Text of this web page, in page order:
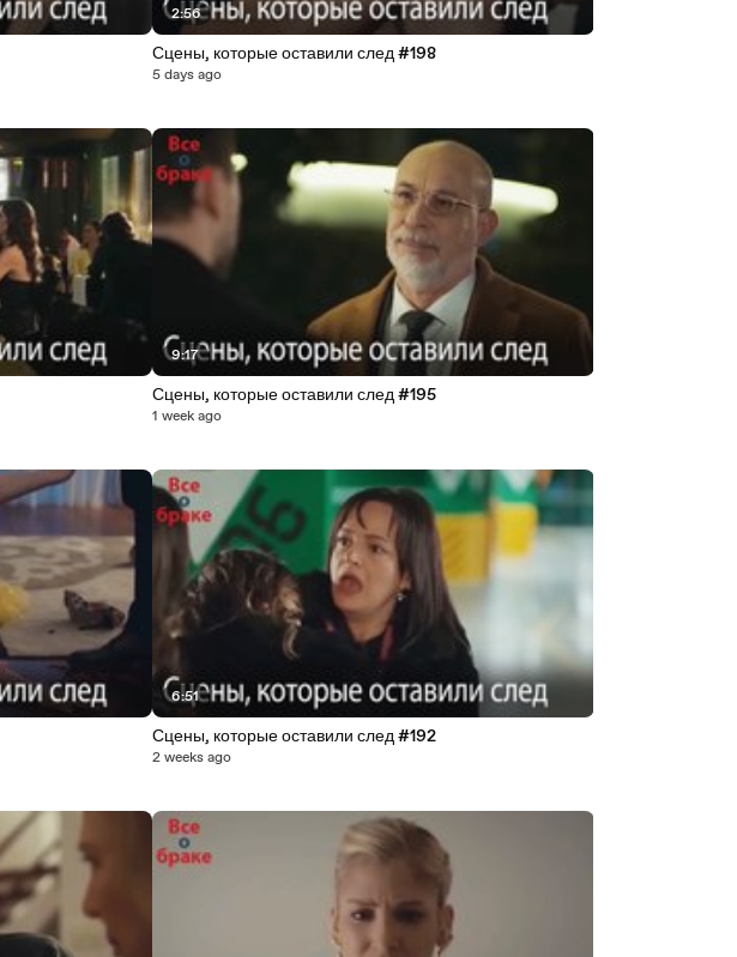
2:56
Сцены, которые оставили след #198
5 days ago
9:17
Сцены, которые оставили след #195
1 week ago
6:51
Сцены, которые оставили след #192
2 weeks ago